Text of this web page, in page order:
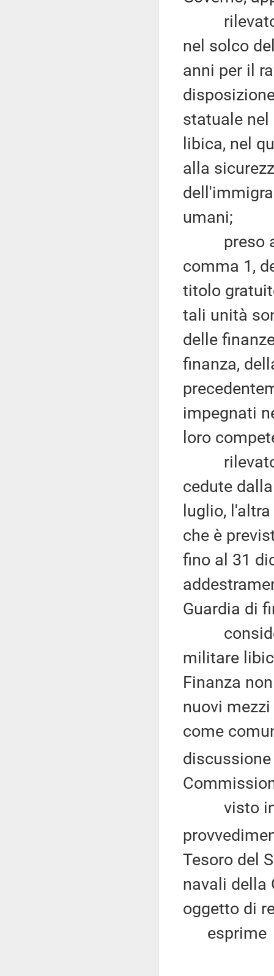
rilevato
nel solco
anni per il
statuale
libica, nel
alla
umani;
preso
comma 1,
titolo
tali unità
delle
finanza,
impegnati
loro
rilevato
cedute
luglio,
che è
fino al 31
Guardia di
militare
Finanza
nuovi
come
visto
Tesoro del
navali della
oggetto di
esprime